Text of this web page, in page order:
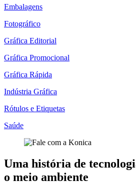
Embalagens
Fotográfico
Gráfica Editorial
Gráfica Promocional
Gráfica Rápida
Indústria Gráfica
Rótulos e Etiquetas
Saúde
Uma história de
o meio ambiente